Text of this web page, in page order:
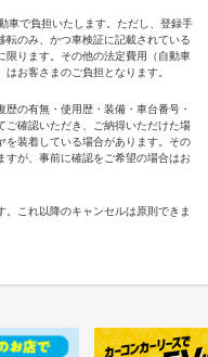
車で負担いたします。ただし、登録手
のみ、かつ車検証に記載されている
ります。その他の法定費用（自動車
お客さまのご負担となります。
の有無・使用歴・装備・車台番号・
確認いただき、ご納得いただけた場
装着している場合があります。その
が、事前に確認をご希望の場合はお
これ以降のキャンセルは原則できま